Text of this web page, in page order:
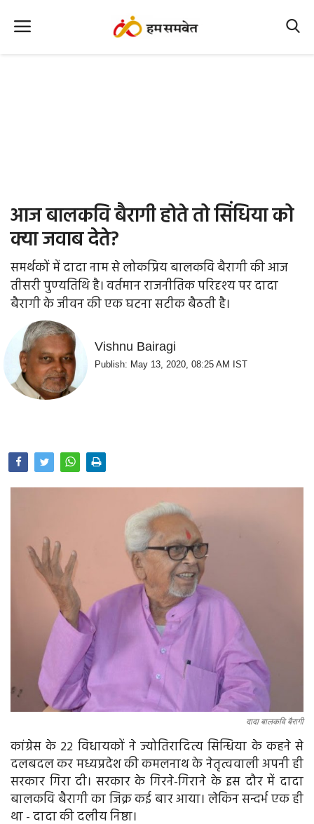
Office Office
Farm & Food
Opinion
Health & Lifestyle
Photo Gallery
आज बालकवि बैरागी होते तो सिंधिया को
क्‍या जवाब देते?
समर्थकों में दादा नाम से लोकप्रिय बालकवि बैरागी की आज
तीसरी पुण्‍यतिथि है। वर्तमान राजनीतिक परिदृश्‍य पर दादा
बैरागी के जीवन की एक घटना सटीक बैठती है।
Vishnu Bairagi
Publish: May 13, 2020, 08:25 AM IST
दादा बालकवि बैरागी
कांग्रेस के 22 विधायकों ने ज्योतिरादित्य सिन्धिया के कहने से
दलबदल कर मध्यप्रदेश की कमलनाथ के नेतृत्ववाली अपनी ही
सरकार गिरा दी। सरकार के गिरने-गिराने के इस दौर में दादा
बालकवि बैरागी का जिक्र कई बार आया। लेकिन सन्दर्भ एक ही
था - दादा की दलीय निष्ठा।